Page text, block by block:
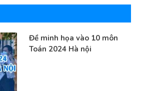
Đề minh họa vào 10 môn
Toán 2024 Hà nội